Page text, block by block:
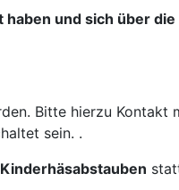
und sich über
Bitte hierzu Kontakt
sein. .
Kinderhäsabstauben